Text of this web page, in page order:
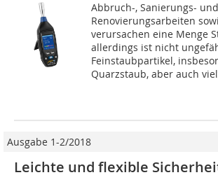
Abbruch-, Sanierungs- und
Renovierungsarbeiten
verursachen eine Menge
allerdings ist nicht
Feinstaubpartikel,
Quarzstaub, aber auch
Ausgabe 1-2/2018
Leichte und flexible